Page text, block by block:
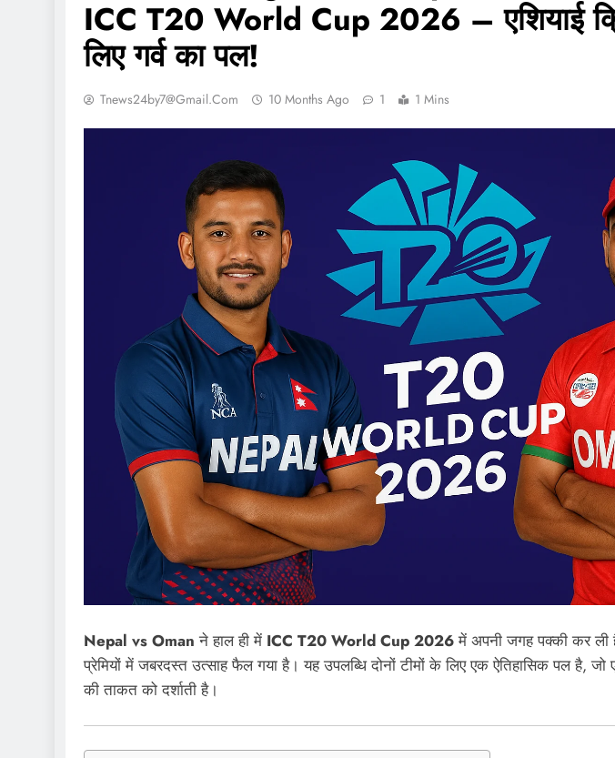
ICC T20 World Cup 2026 – एशियाई
लिए गर्व का पल!
Tnews24by7@gmail.com 10 Months Ago 1 1 Mins
Nepal vs Oman ने हाल ही में ICC T20 World Cup 2026में अपनी जगह पक्की कर
प्रेमियों में जबरदस्त उत्साह फैल गया है। यह उपलब्धि दोनों टीमों के लिए एक ऐतिहासिक पल है,
की ताकत को दर्शाती है।